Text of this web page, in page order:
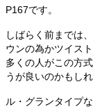
P167です。
しばらく前までは
ウンの為かツイス
多くの人がこの方
うが良いのかもしれ
ル・グランタイプ